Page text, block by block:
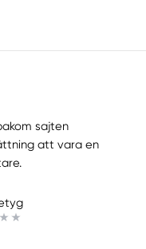
sajten
att vara en